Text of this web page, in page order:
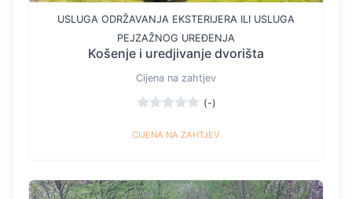
USLUGA ODRŽAVANJA EKSTERIJERA ILI USLUGA
PEJZAŽNOG UREĐENJA
Košenje i uredjivanje dvorišta
Cijena na zahtjev
(-)
CIJENA NA ZAHTJEV